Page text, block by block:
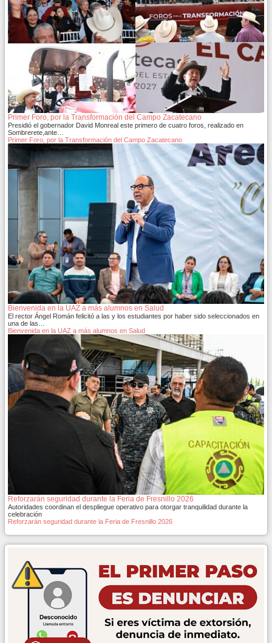
Primer Foro, por la Transformación del Campo Zacatecano
Presidió el gobernador David Monreal este primero de cuatro foros, realizado en
Sombrerete,ante…
Primer Foro, por la Transformación del Campo Zacatecano
Bienvenida en la UAZ a más alumnos en Salud
El rector Ángel Román felicitó a las y los estudiantes por haber sido seleccionados en
una de las…
Bienvenida en la UAZ a más alumnos en Salud
Reforzarán seguridad durante la Feria de Fresnillo 2026
Autoridades coordinan el despliegue operativo para otorgar tranquilidad durante la
celebración
Reforzarán seguridad durante la Feria de Fresnillo 2026